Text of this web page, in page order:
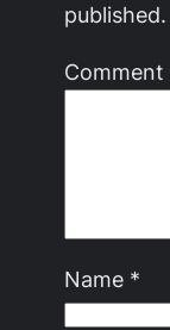
published.
Comment
Name *